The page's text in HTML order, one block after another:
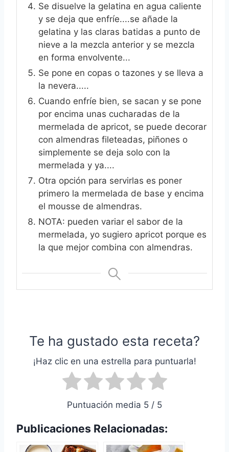
Se disuelve la gelatina en agua caliente
y se deja que enfríe....se añade la
gelatina y las claras batidas a punto de
nieve a la mezcla anterior y se mezcla
en forma envolvente...
Se pone en copas o tazones y se lleva a
la nevera.....
Cuando enfríe bien, se sacan y se pone
por encima unas cucharadas de la
mermelada de apricot, se puede decorar
con almendras fileteadas, piñones o
simplemente se deja solo con la
mermelada y ya....
Otra opción para servirlas es poner
primero la mermelada de base y encima
el mousse de almendras.
NOTA: pueden variar el sabor de la
mermelada, yo sugiero apricot porque es
la que mejor combina con almendras.
Te ha gustado esta receta?
¡Haz clic en una estrella para puntuarla!
Puntuación media 5 / 5
Publicaciones Relacionadas: